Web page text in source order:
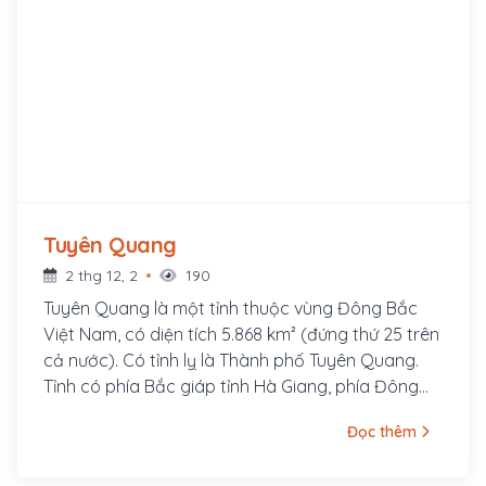
Tuyên Quang
2 thg 12, 2 190
Tuyên Quang là một tỉnh thuộc vùng Đông Bắc
Việt Nam, có diện tích 5.868 km² (đứng thứ 25 trên
cả nước). Có tỉnh lỵ là Thành phố Tuyên Quang.
Tỉnh có phía Bắc giáp tỉnh Hà Giang, phía Đông
Thái Nguyên, phía Nam giáp Vĩnh Phúc, phía Tây-
Đọc thêm